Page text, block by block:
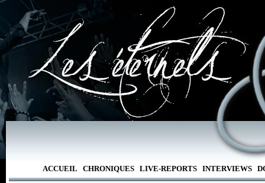
ACCUEIL CHRONIQUES LIVE-REPORTS INTERVIEWS